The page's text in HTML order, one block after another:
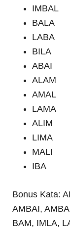
IMBAL
BALA
LABA
BILA
ABAI
ALAM
AMAL
LAMA
ALIM
LIMA
MALI
IBA
Bonus Kata:
AMBAI,
BAM, IMLA,